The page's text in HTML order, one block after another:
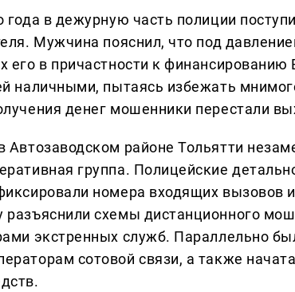
в дежурную часть полиции
Мужчина пояснил, что под
его в причастности к финансированию
наличными, пытаясь избежать
денег мошенники перестали
Автозаводском районе Тольятти
группа. Полицейские
номера входящих вызовов
схемы дистанционного
экстренных служб. Параллельно
сотовой связи, а также